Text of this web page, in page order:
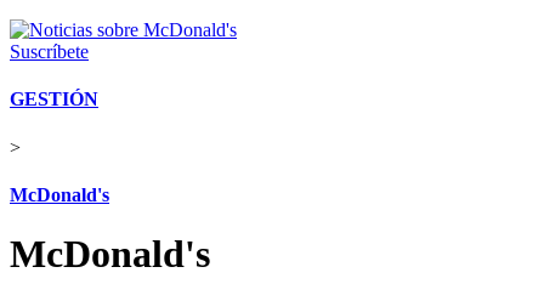
Suscríbete
GESTIÓN
>
McDonald's
McDonald's